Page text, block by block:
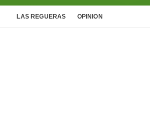
LAS REGUERAS OPINION